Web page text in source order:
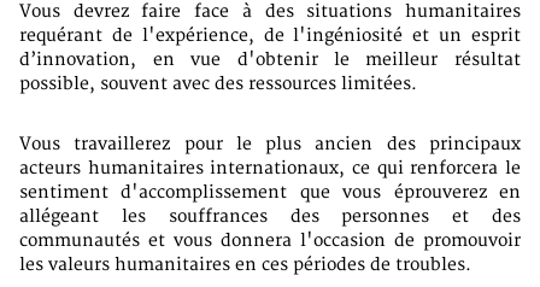
Vous devrez faire face à des situations humanitaires
requérant de l'expérience, de l'ingéniosité et un esprit
d’innovation, en vue d'obtenir le meilleur résultat
possible, souvent avec des ressources limitées.
Vous travaillerez pour le plus ancien des principaux
acteurs humanitaires internationaux, ce qui renforcera le
sentiment d'accomplissement que vous éprouverez en
allégeant les souffrances des personnes et des
communautés et vous donnera l'occasion de promouvoir
les valeurs humanitaires en ces périodes de troubles.